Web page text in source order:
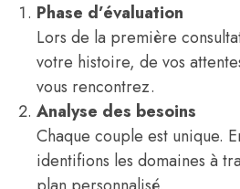
Phase d’évaluation
Lors de la première
votre histoire, de vos
vous rencontrez.
Analyse des besoins
Chaque couple est unique.
identifions les domaines à